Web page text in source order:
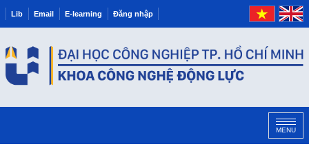
Lib Email E-learning Đăng nhập
MENU